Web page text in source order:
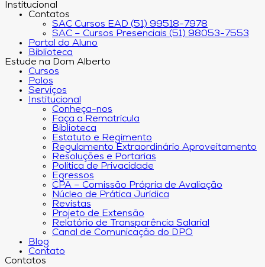
Institucional
Contatos
SAC Cursos EAD (51) 99518-7978
SAC – Cursos Presenciais (51) 98053-7553
Portal do Aluno
Biblioteca
Estude na Dom Alberto
Cursos
Polos
Serviços
Institucional
Conheça-nos
Faça a Rematrícula
Biblioteca
Estatuto e Regimento
Regulamento Extraordinário Aproveitamento
Resoluções e Portarias
Política de Privacidade
Egressos
CPA – Comissão Própria de Avaliação
Núcleo de Prática Jurídica
Revistas
Projeto de Extensão
Relatório de Transparência Salarial
Canal de Comunicação do DPO
Blog
Contato
Contatos